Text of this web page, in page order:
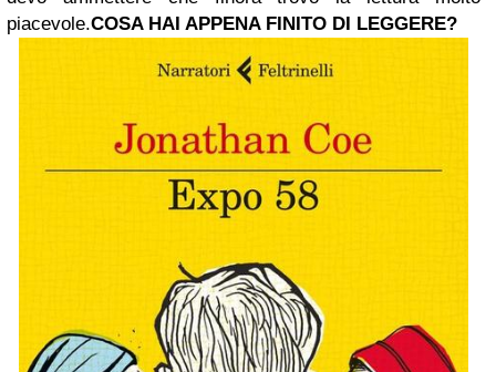
piacevole.COSA HAI APPENA FINITO DI LEGGERE?